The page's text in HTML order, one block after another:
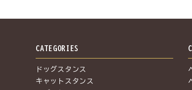
CATEGORIES
ドッグスタンス
キャットスタンス